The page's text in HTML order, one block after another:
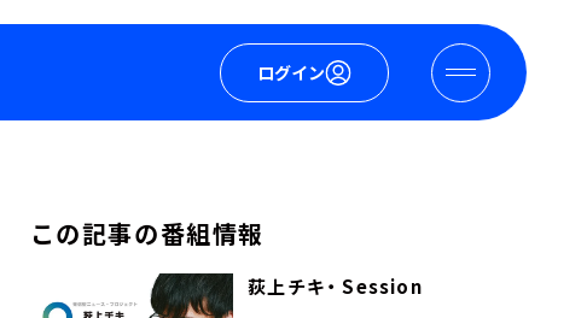
ログイン
この記事の番組情報
荻上チキ・ Session